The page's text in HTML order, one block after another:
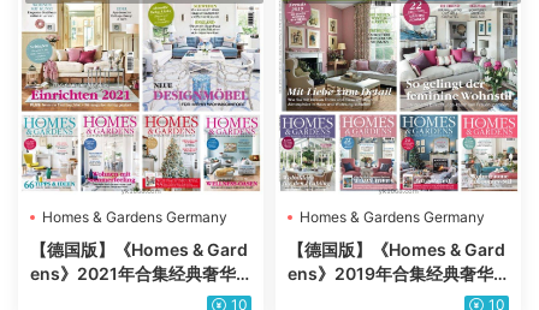
Homes & Gardens Germany
【德国版】《Homes & Gard
ens》2021年合集经典奢华
潮流室内软装花园庭院设计P
10
Homes & Gardens Germany
【德国版】《Homes & Gard
ens》2019年合集经典奢华
潮流室内软装花园庭院设计P
10